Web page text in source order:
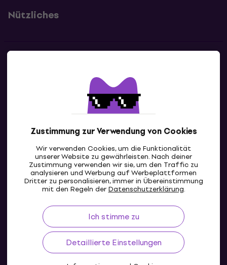
Zustimmung zur Verwendung von Cookies
Wir verwenden Cookies, um die Funktionalität
unserer Website zu gewährleisten. Nach deiner
Zustimmung verwenden wir sie, um den Traffic zu
analysieren und Werbung auf Werbeplattformen
Dritter zu personalisieren, immer in Übereinstimmung
mit den Regeln derDatenschutzerklärung.
Ich stimme zu
Detaillierte Einstellungen
Nützliches
Kontaktiere uns
CH